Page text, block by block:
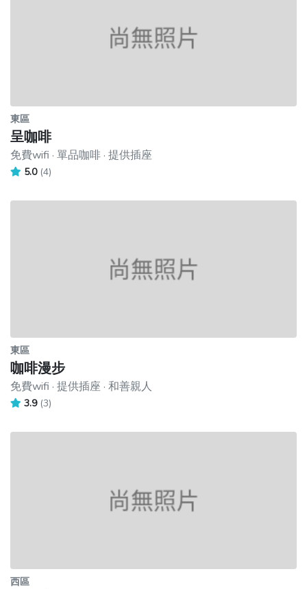
東區
呈咖啡
免費wifi · 單品咖啡 · 提供插座
5.0 (4)
東區
咖啡漫步
免費wifi · 提供插座 · 和善親人
3.9 (3)
西區